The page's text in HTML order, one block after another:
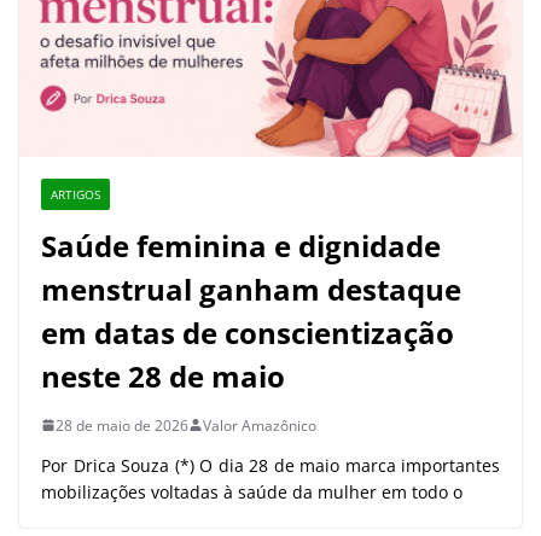
ARTIGOS
Saúde feminina e dignidade
menstrual ganham destaque
em datas de conscientização
neste 28 de maio
28 de maio de 2026 Valor Amazônico
Por Drica Souza (*) O dia 28 de maio marca importantes
mobilizações voltadas à saúde da mulher em todo o